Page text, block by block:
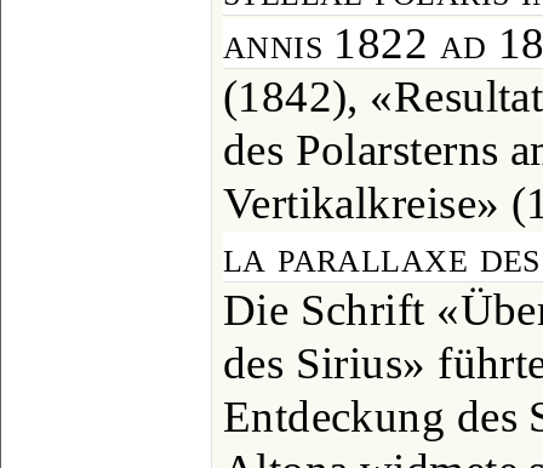
annis 1822 ad
(1842),
des Polarsterns
Vertikalkreise»
la parallaxe
Die Schrift
des Sirius»
Entdeckung des